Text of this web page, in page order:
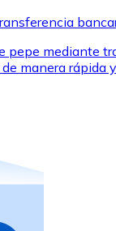
/ débito
y Mastercard
regalo de tus
regalo
pepe mediante
manera rápida y